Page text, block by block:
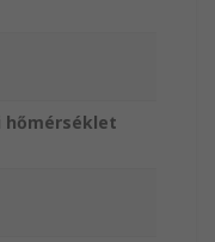
hőmérséklet